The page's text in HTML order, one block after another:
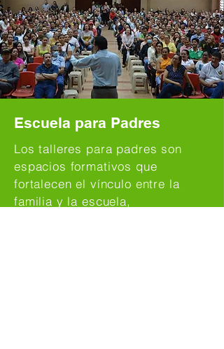
Escuela para Padres
Los talleres para padres son
espacios formativos que
fortalecen el vínculo entre la
familia y la escuela,